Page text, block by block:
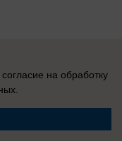
на обработку